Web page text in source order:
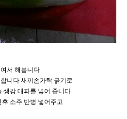
서 해봅니다
니다 새끼손가락 굵기로
생강 대파를 넣어 줍니다
소주 반병 넣어주고